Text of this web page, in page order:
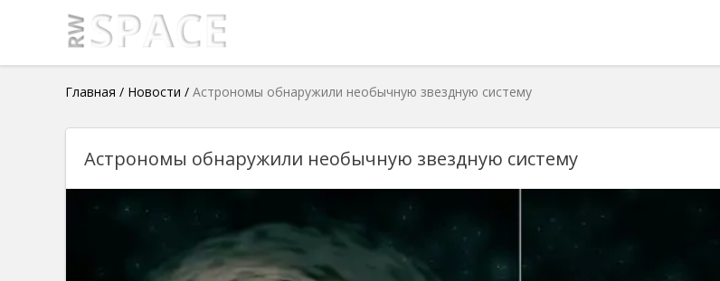
Главная / Новости / Астрономы обнаружили необычную звездную систему
Астрономы обнаружили необычную звездную систему